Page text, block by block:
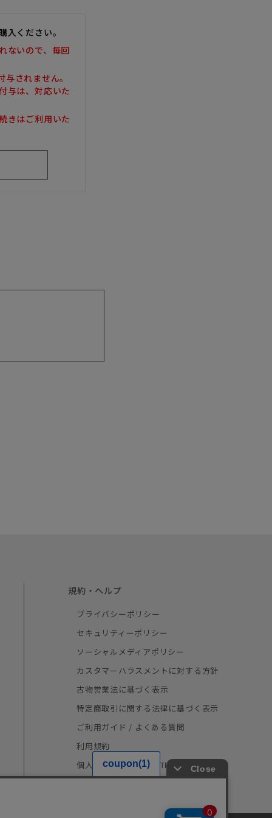
入ください。
ないので、毎回
されません。
与は、対応いた
きはご利用いた
規約・ヘルプ
プライバシーポリシー
セキュリティーポリシー
ソーシャルメディアポリシー
カスタマーハラスメントに対する方針
古物営業法に基づく表示
特定商取引に関する法律に基づく表示
ご利用ガイド / よくある質問
利用規約
個人情報の取り扱い（TRUSTe）